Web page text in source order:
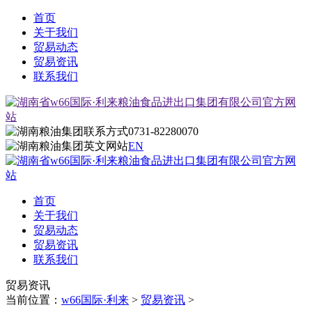
首页
关于我们
贸易动态
贸易资讯
联系我们
0731-82280070
EN
首页
关于我们
贸易动态
贸易资讯
联系我们
贸易资讯
当前位置： w66国际·利来 > 贸易资讯 >